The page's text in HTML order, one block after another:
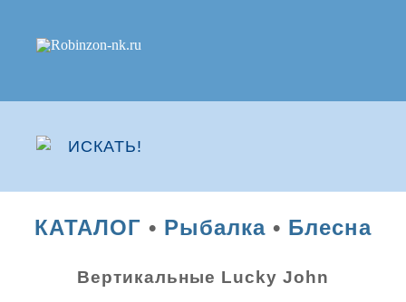
КАТАЛОГ • Рыбалка • Блесна
Вертикальные Lucky John